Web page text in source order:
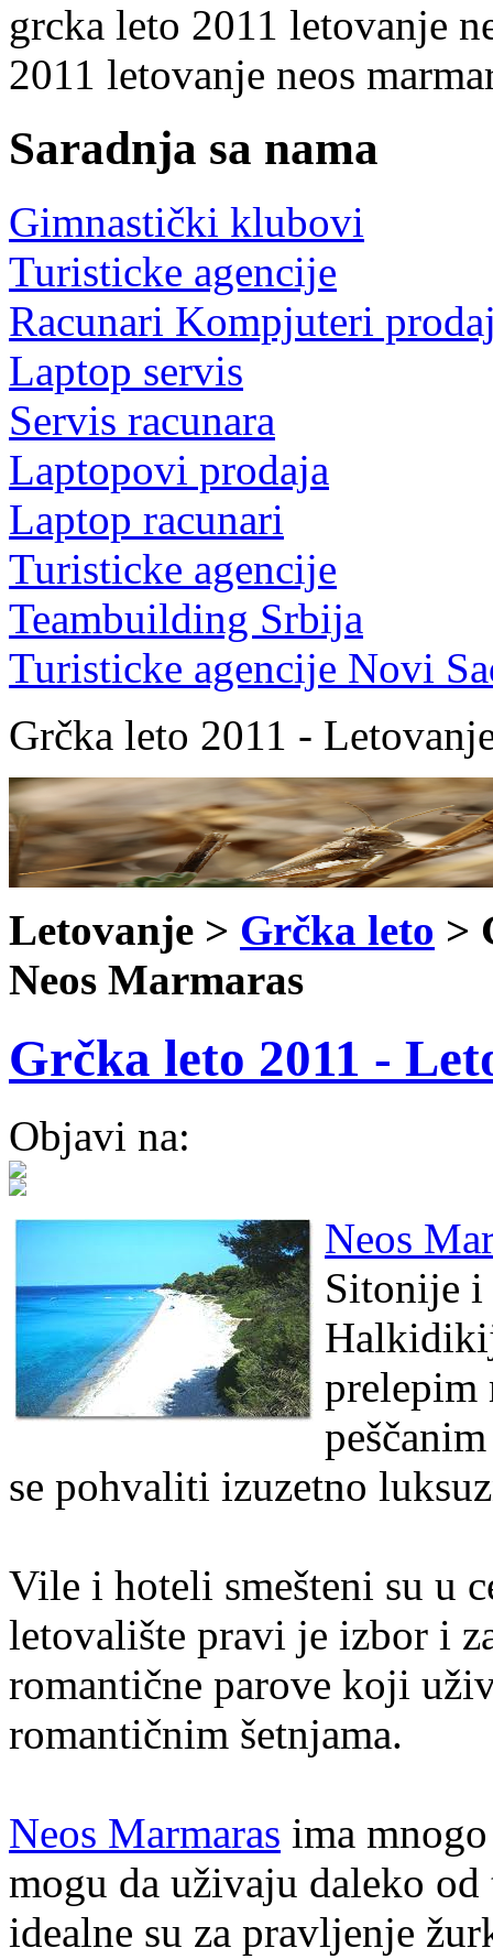
grcka leto 2011 letovanje
2011 letovanje neos
Saradnja sa nama
Gimnastički klubovi
Turisticke agencije
Racunari Kompjuteri
Laptop servis
Servis racunara
Laptopovi prodaja
Laptop racunari
Turisticke agencije
Teambuilding Srbija
Turisticke agencije Novi
Grčka leto 2011 -
Letovanje > Grčka leto >
Neos Marmaras
Grčka leto 2011 -
Objavi na:
Neos
Sitonije i
prelepim
se pohvaliti izuzetno
Vile i hoteli smešteni su u
letovalište pravi je izbor i
romantične parove koji
romantičnim šetnjama.
Neos Marmaras ima
mogu da uživaju daleko
idealne su za pravljenje